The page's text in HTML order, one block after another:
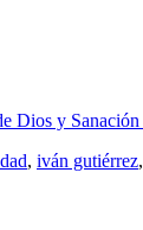
Dios y
, iván gutiérrez,